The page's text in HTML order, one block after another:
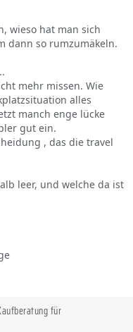
wieso hat man sich
dann so rumzumäkeln.
mehr missen. Wie
alles
manch enge lücke
gut ein.
, das die travel
leer, und welche da ist
für